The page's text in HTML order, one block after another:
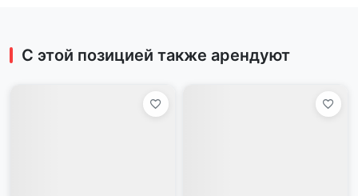
С этой позицией также арендуют